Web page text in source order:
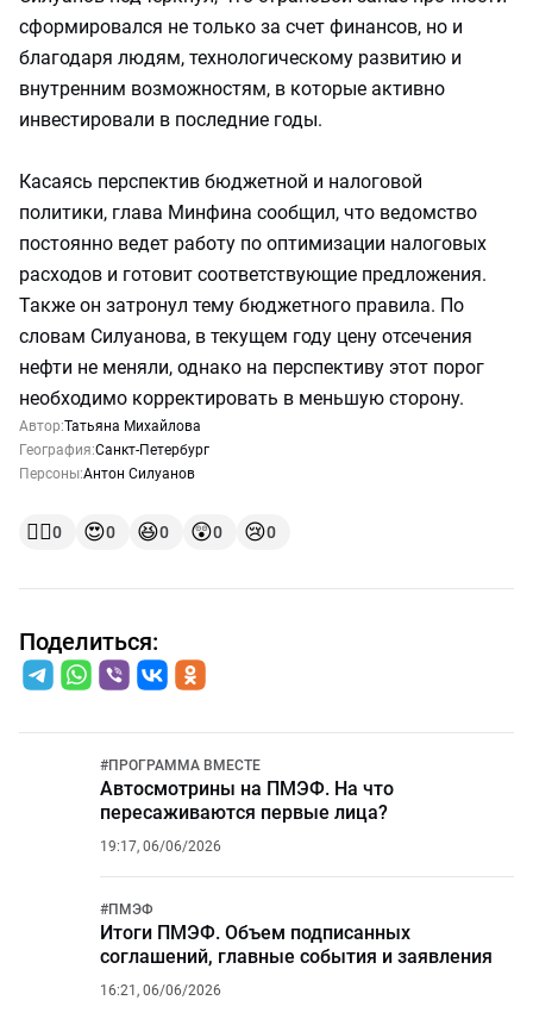
сформировался не только за счет финансов, но и
благодаря людям, технологическому развитию и
внутренним возможностям, в которые активно
инвестировали в последние годы.
Касаясь перспектив бюджетной и налоговой
политики, глава Минфина сообщил, что ведомство
постоянно ведет работу по оптимизации налоговых
расходов и готовит соответствующие предложения.
Также он затронул тему бюджетного правила. По
словам Силуанова, в текущем году цену отсечения
нефти не меняли, однако на перспективу этот порог
необходимо корректировать в меньшую сторону.
Автор:Татьяна Михайлова
География:Санкт-Петербург
Персоны:Антон Силуанов
👍🏻0 😍0 😆0 😲0 😢0
Поделиться:
#ПРОГРАММА ВМЕСТЕ
Автосмотрины на ПМЭФ. На что
пересаживаются первые лица?
19:17, 06/06/2026
#ПМЭФ
Итоги ПМЭФ. Объем подписанных
соглашений, главные события и заявления
16:21, 06/06/2026